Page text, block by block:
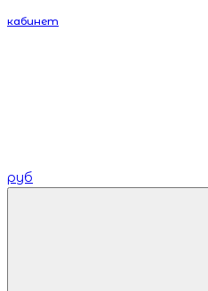
кабинет
руб